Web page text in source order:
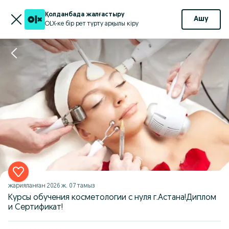
Қолданбада жалғастыру
OLX-ке бір рет түрту арқылы кіру
Ашу
жарияланған 2026 ж. 07 тамыз
Курсы обучения косметологии с нуля г.Астана!Диплом
и Сертификат!